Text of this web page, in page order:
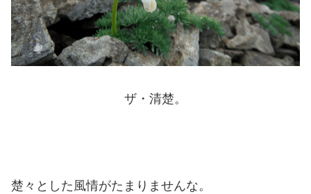
ザ・清楚。
楚々とした風情がたまりませんな。